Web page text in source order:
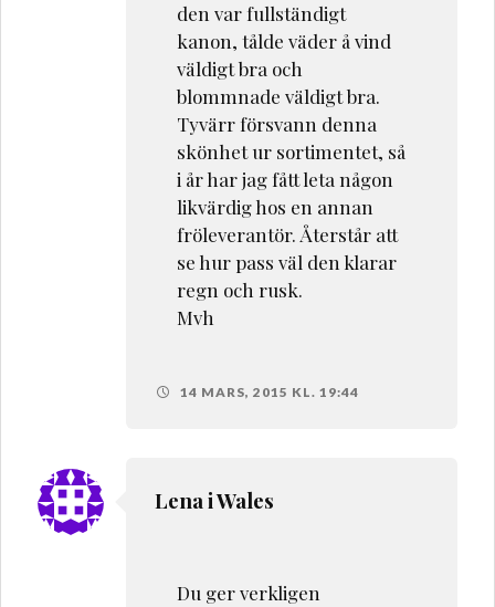
den var fullständigt
kanon, tålde väder å vind
väldigt bra och
blommnade väldigt bra.
Tyvärr försvann denna
skönhet ur sortimentet, så
i år har jag fått leta någon
likvärdig hos en annan
fröleverantör. Återstår att
se hur pass väl den klarar
regn och rusk.
Mvh
14 MARS, 2015 KL. 19:44
Lena i Wales
Du ger verkligen